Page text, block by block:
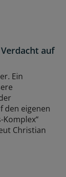
auf
Ein
den eigenen
Christian